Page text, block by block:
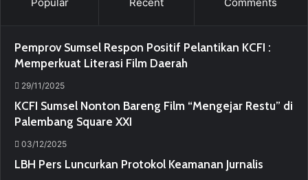
Pemprov Sumsel Respon Positif Pelantikan KCFI :
Memperkuat Literasi Film Daerah
29/11/2025
KCFI Sumsel Nonton Bareng Film “Mengejar Restu” di
Palembang Square XXI
03/12/2025
LBH Pers Luncurkan Protokol Keamanan Jurnalis